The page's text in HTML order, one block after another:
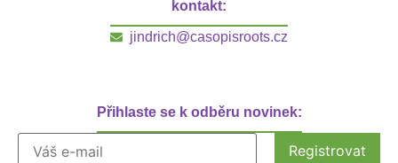
kontakt:
jindrich@casopisroots.cz
Přihlaste se k odběru novinek: